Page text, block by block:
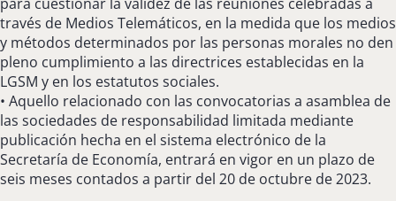
través de Medios Telemáticos, en la medida que los medios
y métodos determinados por las personas morales no den
pleno cumplimiento a las directrices establecidas en la
LGSM y en los estatutos sociales.
• Aquello relacionado con las convocatorias a asamblea de
las sociedades de responsabilidad limitada mediante
publicación hecha en el sistema electrónico de la
Secretaría de Economía, entrará en vigor en un plazo de
seis meses contados a partir del 20 de octubre de 2023.